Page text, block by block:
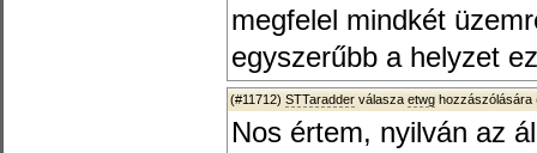
megfelel mindkét
egyszerűbb a helyzet
(#11712) STTaradder válasza etwg hozzászólására
Nos értem, nyilván az